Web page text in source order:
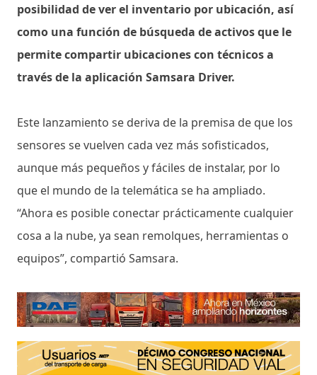
posibilidad de ver el inventario por ubicación, así
como una función de búsqueda de activos que le
permite compartir ubicaciones con técnicos a
través de la aplicación Samsara Driver.
Este lanzamiento se deriva de la premisa de que los
sensores se vuelven cada vez más sofisticados,
aunque más pequeños y fáciles de instalar, por lo
que el mundo de la telemática se ha ampliado.
“Ahora es posible conectar prácticamente cualquier
cosa a la nube, ya sean remolques, herramientas o
equipos”, compartió Samsara.